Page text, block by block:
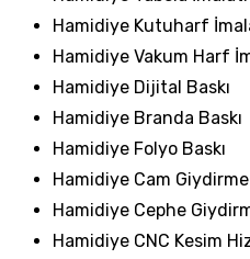
Hamidiye Kutuharf
Hamidiye Vakum Harf
Hamidiye Dijital Baskı
Hamidiye Branda Baskı
Hamidiye Folyo Baskı
Hamidiye Cam
Hamidiye Cephe
Hamidiye CNC Kesim